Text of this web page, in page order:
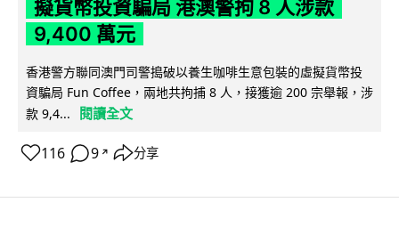
擬貨幣投資騙局 港澳警拘 8 人涉款
9,400 萬元
香港警方聯同澳門司警搗破以養生咖啡生意包裝的虛擬貨幣投
資騙局 Fun Coffee，兩地共拘捕 8 人，接獲逾 200 宗舉報，涉
款 9,4...
閱讀全文
116 9 ↗ 分享